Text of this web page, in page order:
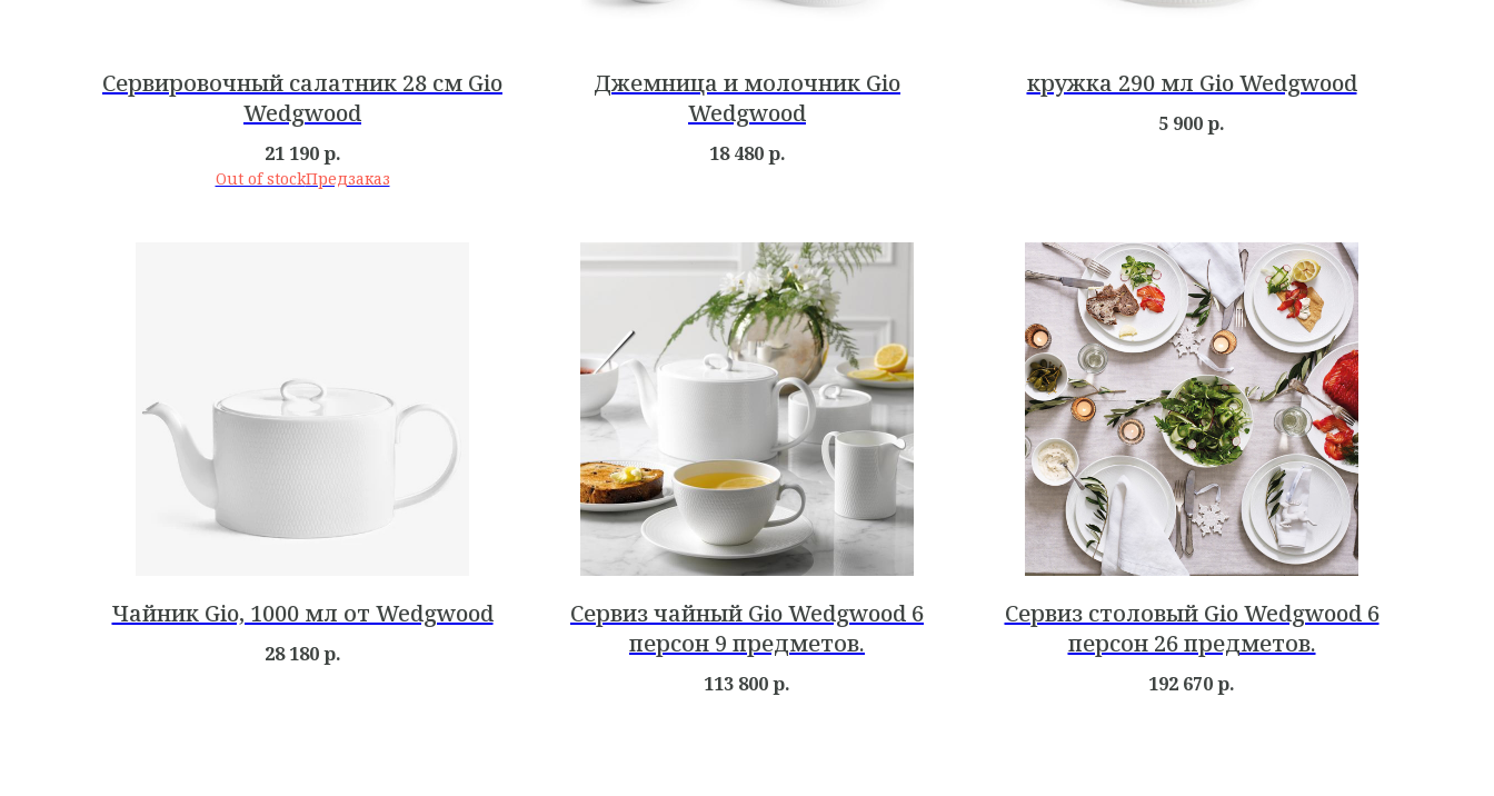
Сервировочный салатник 28 см Gio
Wedgwood
21 190 р.
Out of stock
Джемница и молочник Gio
Wedgwood
18 480 р.
кружка 290 мл Gio Wedgwood
5 900р.
Чайник Gio, 1000 мл от Wedgwood
28 180 р.
Сервиз чайный Gio Wedgwood 6
персон 9 предметов.
113 800р.
Сервиз столовый Gio Wedgwood 6
персон 26 предметов.
192 670р.